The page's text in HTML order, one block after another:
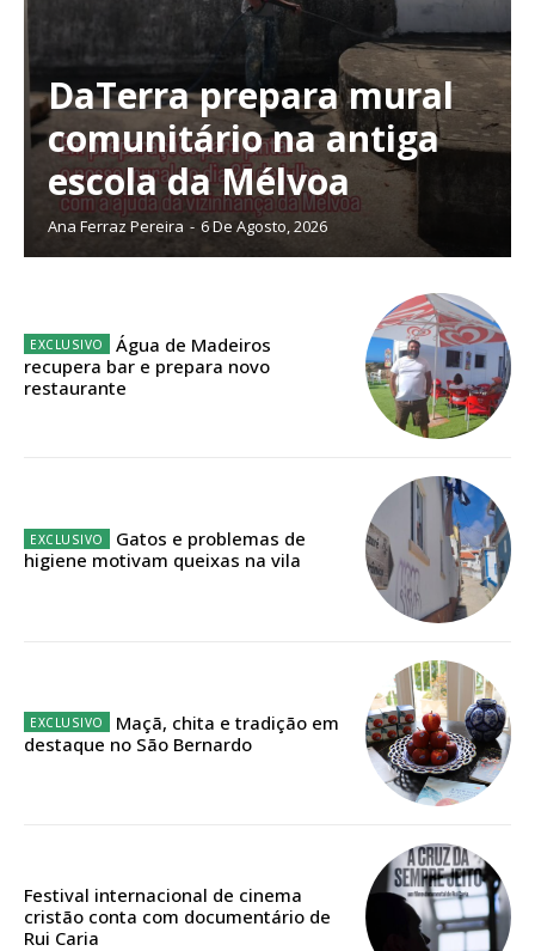
Planos de Assinatura
Faça-se assinante do Região de Cister e ajude-nos a manter este serviço
Sendo assinante terá acesso a todos os conteúdos exclusivos e versões
Escolha o plano de assinatura desejado:
32€
Edição em papel entregue à Quinta-feira em sua
casa
DaTerra prepara mural
comunitário na antiga
escola da Mélvoa
Ana Ferraz Pereira - 6 De Agosto, 2026
Água de Madeiros
recupera bar e prepara novo
restaurante
Gatos e problemas de
higiene motivam queixas na vila
Maçã, chita e tradição em
destaque no São Bernardo
Festival internacional de cinema
cristão conta com documentário de
Rui Caria